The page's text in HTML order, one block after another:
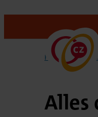
Home
Alles